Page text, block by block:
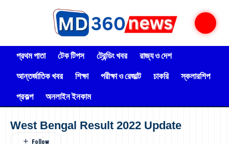
প্রথম পাতা টেক টিপস ট্রেন্ডিং খবর
রাজ্য ও দেশ
আন্তর্জাতিক খবর
শিক্ষা পরীক্ষা ও রেজাল্ট চাকরি
স্কলারশিপ
প্রকল্প
অনলাইন ইনকাম
West Bengal Result 2022 Update